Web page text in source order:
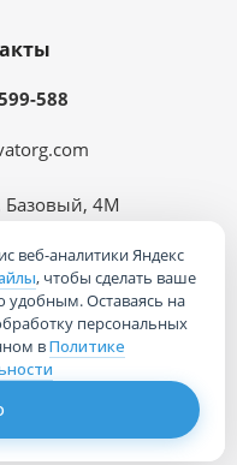
588
Базовый, 4М
«Акваторг»
веб-аналитики Яндекс
, чтобы сделать ваше
Оставаясь на
персональных
вПолитике